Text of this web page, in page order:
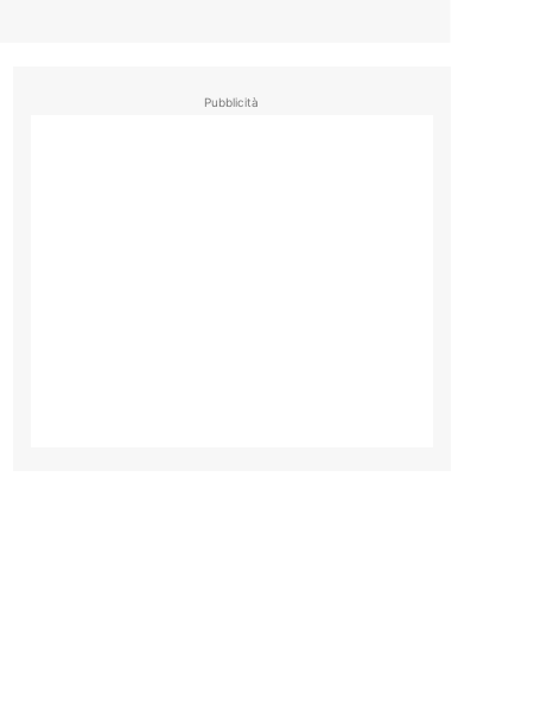
Pubblicità